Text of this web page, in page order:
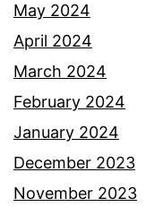
May 2024
April 2024
March 2024
February 2024
January 2024
December 2023
November 2023